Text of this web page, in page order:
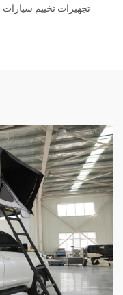
تجهيزات تخييم